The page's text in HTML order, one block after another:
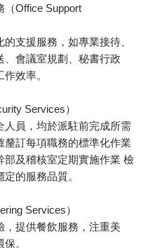
（Office Support
支援服務，如專業接待、
、會議室規劃、秘書行政
效率。
Services）
員，均於派駐前完成所需
釐訂每項職務的標準化作業
部及稽核室定期實施作業 檢
的服務品質。
Services）
提供餐飲服務，注重美
。